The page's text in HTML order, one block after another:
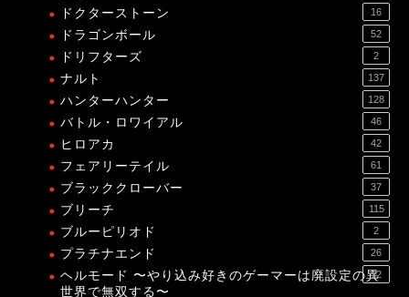
ドクターストーン 16
ドラゴンボール 52
ドリフターズ 2
ナルト 137
ハンターハンター 128
バトル・ロワイアル 46
ヒロアカ 42
フェアリーテイル 61
ブラッククローバー 37
ブリーチ 115
ブルーピリオド 2
プラチナエンド 26
ヘルモード 〜やり込み好きのゲーマーは廃設定の異
世界で無双する〜
12